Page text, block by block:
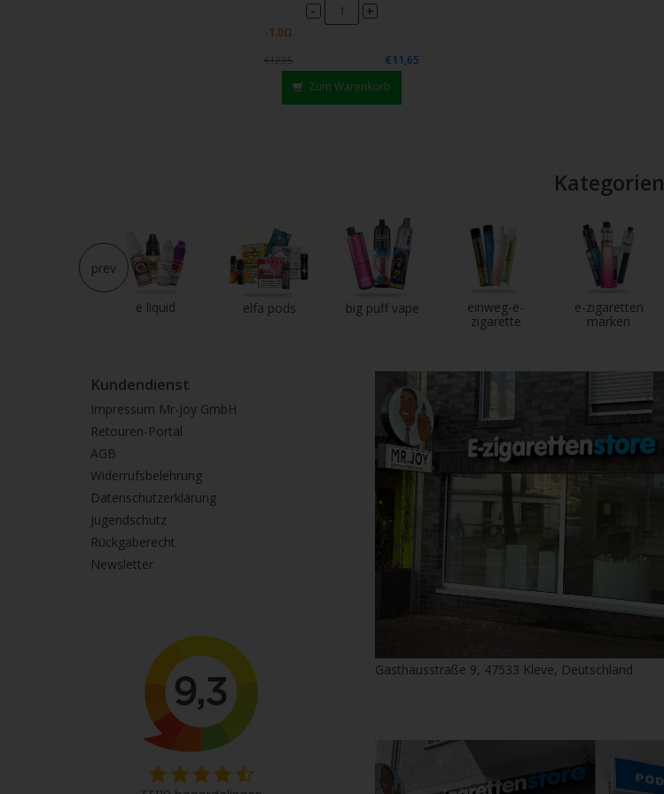
- +
€12,95
€11,65
Zum Warenkorb
Kategorien
e liquid elfa pods big puff vape
einweg-e-
zigarette
e-zigaretten
marken
prev
Kundendienst
Impressum Mr-joy GmbH
Retouren-Portal
AGB
Widerrufsbelehrung
Datenschutzerklärung
Jugendschutz
Rückgaberecht
Newsletter
Gasthausstraße 9, 47533 Kleve, Deutschland